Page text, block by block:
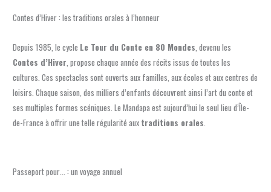
Contes d’Hiver : les traditions orales à l’honneur
Depuis 1985, le cycle Le Tour du Conte en 80 Mondes, devenu les
Contes d’Hiver, propose chaque année des récits issus de toutes les
cultures. Ces spectacles sont ouverts aux familles, aux écoles et aux centres de
loisirs. Chaque saison, des milliers d’enfants découvrent ainsi l’art du conte et
ses multiples formes scéniques. Le Mandapa est aujourd’hui le seul lieu d’Île-
de-France à offrir une telle régularité aux traditions orales.
Passeport pour… : un voyage annuel